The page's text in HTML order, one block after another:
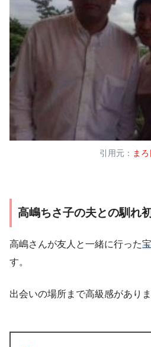
引用元： ま
高嶋ちさ子の夫との馴れ
高嶋さんが友人と一緒に行った
す。
出会いの場所まで高級感がありま